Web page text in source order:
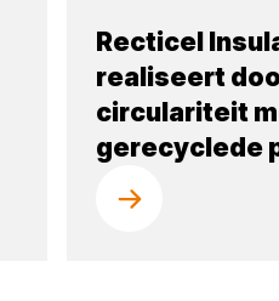
Recticel
realiseert
circulariteit
gerecyclede